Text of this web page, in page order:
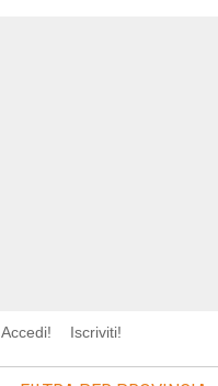
Accedi! Iscriviti!